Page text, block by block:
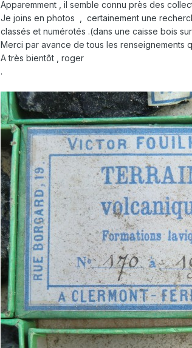
Apparemment , il semble connu près des
Je joins en photos , certainement une
classés et numérotés .(dans une caisse bois
Merci par avance de tous les renseignements
A très bientôt , roger
.